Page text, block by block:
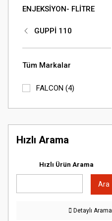
ENJEKSİYON- FLİTRE
GUPPİ 110
Tüm Markalar
FALCON (4)
Hızlı Arama
Hızlı Ürün Arama
Ara
Detaylı Arama